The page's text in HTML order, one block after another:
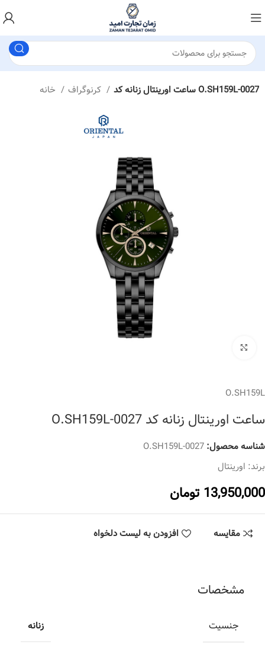
کرنوگراف ساعت اورینتال زنانه کد O.SH159L-0027
O.SH159L
ساعت اورینتال زنانه کد O.SH159L-0027
شناسه محصول:O.SH159L-0027
برند: اورینتال
13,950,000 تومان
مقایسه افزودن به لیست دلخواه
مشخصات
جنسیت زنانه